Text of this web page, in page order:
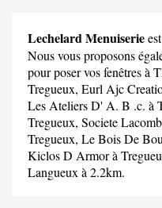
Lechelard Menuiserie
Nous vous proposons
pour poser vos fenêtres à
Tregueux, Eurl Ajc
Les Ateliers D' A. B .c. à
Tregueux, Societe
Tregueux, Le Bois De
Kiclos D Armorà
Langueux à 2.2km.